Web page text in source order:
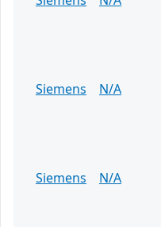
Siemens
N/A
Siemens
N/A